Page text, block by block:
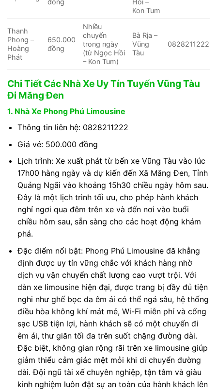
Kon Tum
Thanh
Phong –
Hoàng
Phát
650.000
đồng
Nhiều
chuyến
trong ngày
(từ Ngọc Hồi
– Kon Tum)
Bà Rịa –
Vũng
Tàu
0828211222
Chi Tiết Các Nhà Xe Uy Tín Tuyến Vũng Tàu
Đi Măng Đen
1. Nhà Xe Phong Phú Limousine
Thông tin liên hệ: 0828211222
Giá vé: 500.000 đồng
Lịch trình: Xe xuất phát từ bến xe Vũng Tàu vào lúc
17h00 hàng ngày và dự kiến đến Xã Măng Đen, Tỉnh
Quảng Ngãi vào khoảng 15h30 chiều ngày hôm sau.
Đây là một lịch trình tối ưu, cho phép hành khách
nghỉ ngơi qua đêm trên xe và đến nơi vào buổi
chiều hôm sau, sẵn sàng cho các hoạt động khám
phá.
Đặc điểm nổi bật: Phong Phú Limousine đã khẳng
định được uy tín vững chắc với khách hàng nhờ
dịch vụ vận chuyển chất lượng cao vượt trội. Với
dàn xe limousine hiện đại, được trang bị đầy đủ tiện
nghi như ghế bọc da êm ái có thể ngả sâu, hệ thống
điều hòa không khí mát mẻ, Wi-Fi miễn phí và cổng
sạc USB tiện lợi, hành khách sẽ có một chuyến đi
êm ái, thư giãn tối đa trên suốt chặng đường dài.
Đặc biệt, không gian rộng rãi trên xe limousine giúp
giảm thiểu cảm giác mệt mỏi khi di chuyển đường
dài. Đội ngũ tài xế chuyên nghiệp, tận tâm và giàu
kinh nghiệm luôn đặt sự an toàn của hành khách lên